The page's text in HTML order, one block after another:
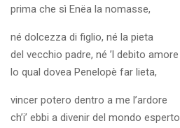
prima che sì Enëa la nomasse,
né dolcezza di figlio, né la pieta
del vecchio padre, né ’l debito amore
lo qual dovea Penelopè far lieta,
vincer potero dentro a me l’ardore
ch’i’ ebbi a divenir del mondo esperto